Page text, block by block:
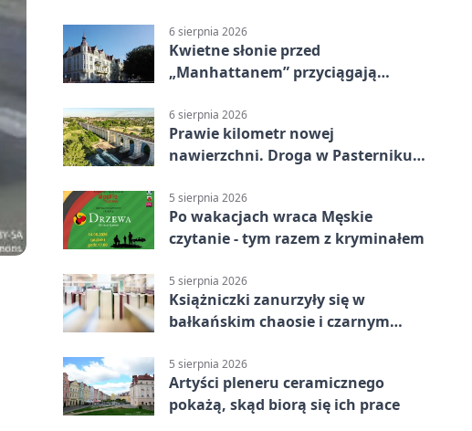
6 sierpnia 2026
Kwietne słonie przed
„Manhattanem” przyciągają
6 sierpnia 2026
Prawie kilometr nowej
nawierzchni. Droga w Pasterniku
5 sierpnia 2026
Po wakacjach wraca Męskie
czytanie - tym razem z kryminałem
5 sierpnia 2026
Książniczki zanurzyły się w
bałkańskim chaosie i czarnym
5 sierpnia 2026
Artyści pleneru ceramicznego
pokażą, skąd biorą się ich prace